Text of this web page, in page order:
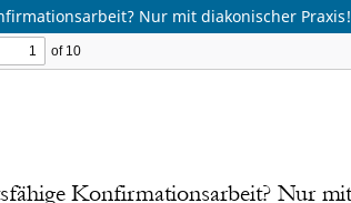
Nur mit diakonischer Praxis!